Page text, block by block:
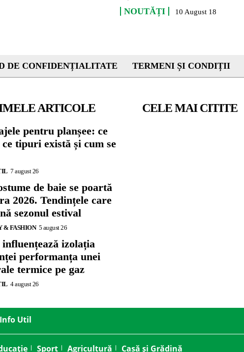
NOUTĂȚI 10 August 18
DE CONFIDENȚIALITATE TERMENI ȘI CONDIȚII
ARTICOLE
pentru planșee: ce
tipuri există și cum se
7 august 26
de baie se poartă
2026. Tendințele care
sezonul estival
& FASHION 5 august 26
izolația
performanța unei
termice pe gaz
4 august 26
CELE MAI CITITE
Info Util
Sport Agricultură Casă și Grădină